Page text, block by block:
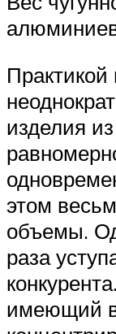
Практикой
изделия
этом
объемы.
раза
имеющий